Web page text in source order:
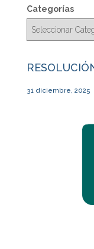
c
a
Categorías
31 diciembre, 2025